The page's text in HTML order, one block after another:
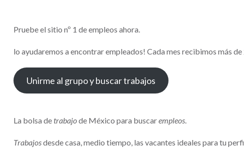
Pruebe el sitio nº 1 de empleos ahora.
lo ayudaremos a encontrar empleados! Cada mes recibimos más
Unirme al grupo y buscar trabajos
La bolsa detrabajode México para buscarempleos.
Trabajosdesde casa, medio tiempo, las vacantes ideales para tu